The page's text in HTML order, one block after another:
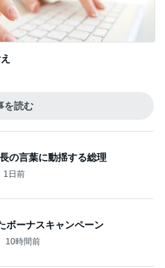
を読む
の言葉に動揺する総理
1日前
ボーナスキャンペーン
10時間前